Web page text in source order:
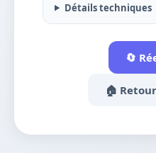
Détails techniques
🔄
🏠